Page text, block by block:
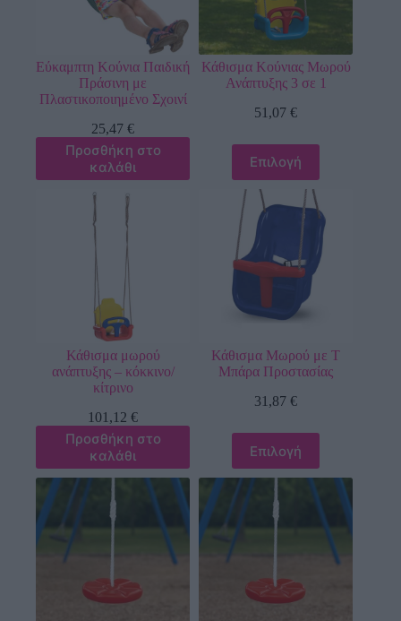
Εύκαμπτη Κούνια Παιδική
Πράσινη με
Πλαστικοποιημένο Σχοινί
25,47€
Προσθήκη στο
καλάθι
Κάθισμα Κούνιας Μωρού
Ανάπτυξης 3 σε 1
51,07€
Επιλογή
Κάθισμα μωρού
ανάπτυξης – κόκκινο/
κίτρινο
101,12€
Προσθήκη στο
καλάθι
Κάθισμα Μωρού με Τ
Μπάρα Προστασίας
31,87€
Επιλογή